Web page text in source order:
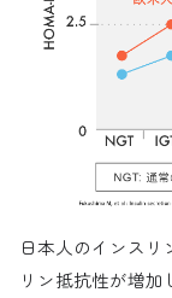
日本人のインス
リン抵抗性が増